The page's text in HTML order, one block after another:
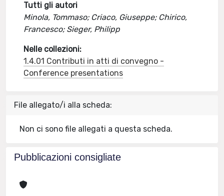
Tutti gli autori
Minola, Tommaso; Criaco, Giuseppe; Chirico,
Francesco; Sieger, Philipp
Nelle collezioni:
1.4.01 Contributi in atti di convegno -
Conference presentations
File allegato/i alla scheda:
Non ci sono file allegati a questa scheda.
Pubblicazioni consigliate